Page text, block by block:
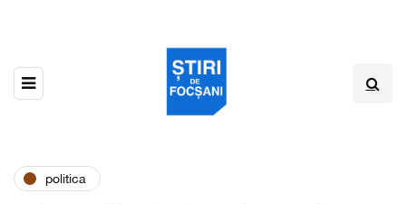
politica